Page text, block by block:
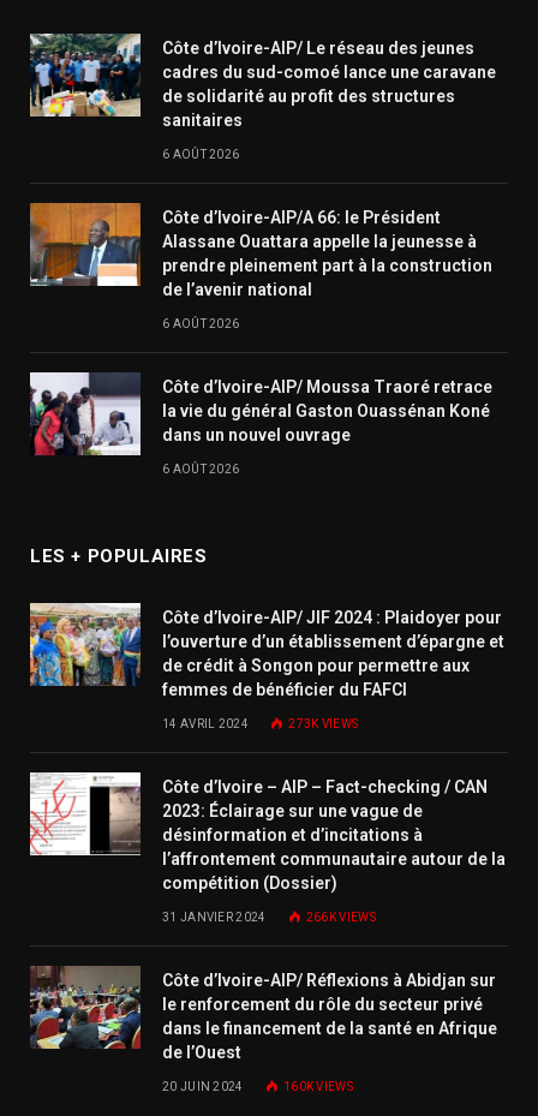
Côte d’Ivoire-AIP/ Le réseau des jeunes
cadres du sud-comoé lance une caravane
de solidarité au profit des structures
sanitaires
6 AOÛT 2026
Côte d’Ivoire-AIP/A 66: le Président
Alassane Ouattara appelle la jeunesse à
prendre pleinement part à la construction
de l’avenir national
6 AOÛT 2026
Côte d’Ivoire-AIP/ Moussa Traoré retrace
la vie du général Gaston Ouassénan Koné
dans un nouvel ouvrage
6 AOÛT 2026
LES + POPULAIRES
Côte d’Ivoire-AIP/ JIF 2024 : Plaidoyer pour
l’ouverture d’un établissement d’épargne et
de crédit à Songon pour permettre aux
femmes de bénéficier du FAFCI
14 AVRIL 2024 273K VIEWS
Côte d’Ivoire – AIP – Fact-checking / CAN
2023: Éclairage sur une vague de
désinformation et d’incitations à
l’affrontement communautaire autour de la
compétition (Dossier)
31 JANVIER 2024 266KVIEWS
Côte d’Ivoire-AIP/ Réflexions à Abidjan sur
le renforcement du rôle du secteur privé
dans le financement de la santé en Afrique
de l’Ouest
20 JUIN 2024 160KVIEWS